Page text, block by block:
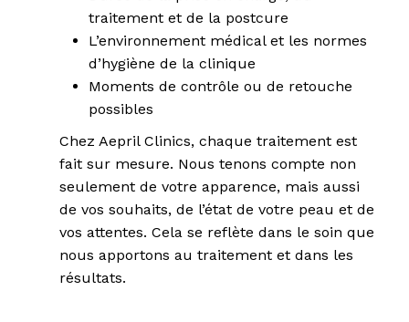
traitement et de la postcure
L’environnement médical et les normes
d’hygiène de la clinique
Moments de contrôle ou de retouche
possibles
Chez Aepril Clinics, chaque traitement est
fait sur mesure. Nous tenons compte non
seulement de votre apparence, mais aussi
de vos souhaits, de l’état de votre peau et de
vos attentes. Cela se reflète dans le soin que
nous apportons au traitement et dans les
résultats.